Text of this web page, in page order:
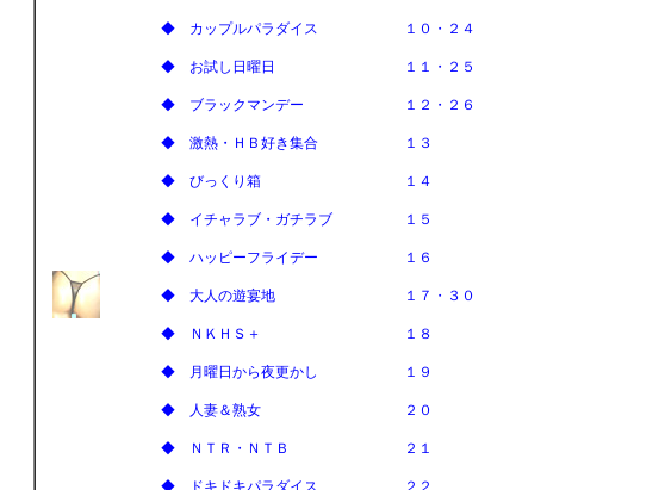
◆ カップルパラダイス １０・２４
◆ お試し日曜日 １１・２５
◆ ブラックマンデー １２・２６
◆ 激熱・ＨＢ好き集合 １３
◆ びっくり箱 １４
◆ イチャラブ・ガチラブ １５
◆ ハッピーフライデー １６
◆ 大人の遊宴地 １７・３０
◆ ＮＫＨＳ＋ １８
◆ 月曜日から夜更かし １９
◆ 人妻＆熟女 ２０
◆ ＮＴＲ・ＮＴＢ ２１
◆ ドキドキパラダイス ２２